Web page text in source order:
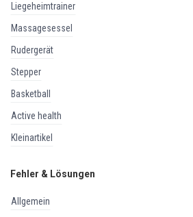
liegeheimtrainer
massagesessel
rudergerät
stepper
basketball
active health
kleinartikel
Fehler & Lösungen
allgemein